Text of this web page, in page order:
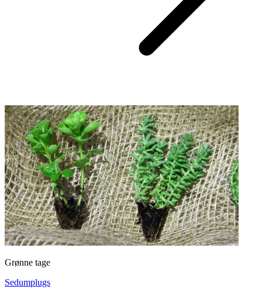
Grønne tage
​​​​​​​​​​​​​​Sedumplugs